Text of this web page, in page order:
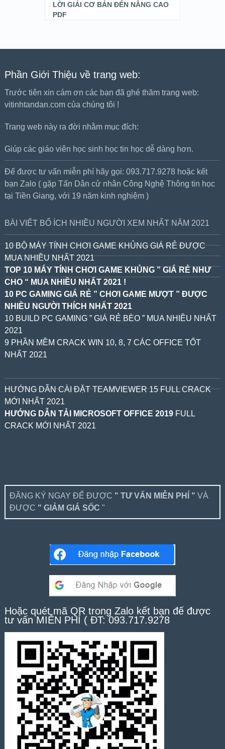
LỜI GIẢI CƠ BẢN ĐẾN NÂNG CAO
PDF
Phần Giới Thiệu về trang web:
Trước tiên xin cám ơn các bạn đã ghé thăm trang web:
vitinhtandan.com của chúng tôi !
Trang web này ra đời nhằm mục đích:
Giúp các giáo viên học sinh học tin học dễ dàng hơn.
Để được tư vấn miễn phí hãy gọi: 093.717.9278 hoặc kết
bạn Zalo ( gặp Tấn Dân cử nhân Công Nghệ Thông tin học
tại Tiền Giang, với 19 năm kinh nghiệm )
BÀI VIẾT BỔ ÍCH NHIỀU NGƯỜI XEM NHẤT NĂM 2021
10 BỘ MÁY TÍNH CHƠI GAME KHỦNG GIÁ RẺ ĐƯỢC
MUA NHIỀU NHẤT 2021
TOP 10 MÁY TÍNH CHƠI GAME KHỦNG ” GIÁ RẺ NHƯ
CHO “ MUA NHIỀU NHẤT 2021 !
10 PC GAMING GIÁ RẺ ” CHƠI GAME MƯỢT ” ĐƯỢC
NHIỀU NGƯỜI THÍCH NHẤT 2021
10 BUILD PC GAMING ” GIÁ RẺ BÈO ” MUA NHIỀU NHẤT
2021
9 PHẦN MỀM CRACK WIN 10, 8, 7 CÁC OFFICE TỐT
NHẤT 2021
HƯỚNG DẪN CÀI ĐẶT TEAMVIEWER 15 FULL CRACK
MỚI NHẤT 2021
HƯỚNG DẪN TẢI MICROSOFT OFFICE 2019FULL
CRACK MỚI NHẤT 2021
ĐĂNG KÝ NGAY ĐỂ ĐƯỢC " TƯ VẤN MIỄN PHÍ " VÀ
ĐƯỢC " GIẢM GIÁ SỐC "
Hoặc quét mã QR trong Zalo kết bạn để được
tư vấn MIỄN PHÍ ( ĐT: 093.717.9278